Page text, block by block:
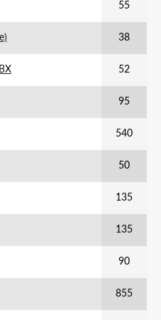
55
38
52
95
540
50
135
135
90
855